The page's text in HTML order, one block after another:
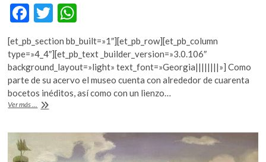
F
e
b
o
o
k
T
w
itt
er
h
at
s
A
p
[et_pb_section bb_built=»1″][et_pb_row][et_pb_column
type=»4_4″][et_pb_text _builder_version=»3.0.106″
background_layout=»light» text_font=»Georgia||||||||»] Como
parte de su acervo el museo cuenta con alrededor de cuarenta
bocetos inéditos, así como con un lienzo…
Ver más ...
Inauguran
en